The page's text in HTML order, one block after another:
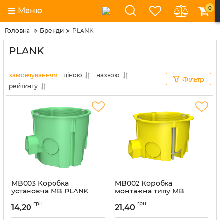
Меню 0
Головна Бренди PLANK
PLANK
замовчуванням ціною
назвою
рейтингу
Фільтр
MB003 Коробка
установча MB PLANK
пласт. під цеглу набірна
14,20 грн
MB002 Коробка
монтажна типу MB
порожніх стін 65х45
21,40 грн